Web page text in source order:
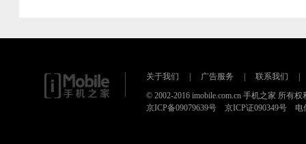
关于我们 广告服务 联系我们
© 2002-2016 imobile.com.cn 手机之家 所有权
京ICP备09079639号 京ICP证090349号 电